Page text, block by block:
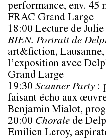
performance, env. 45
FRAC Grand Large
18:00 Lecture de
BIEN. Portrait de
art&fiction, Lausanne,
l’exposition avec
Grand Large
19:30 Scanner Party :
faisant écho aux
Benjamin Mialot,
20:00 Chorale de
Emilien Leroy,